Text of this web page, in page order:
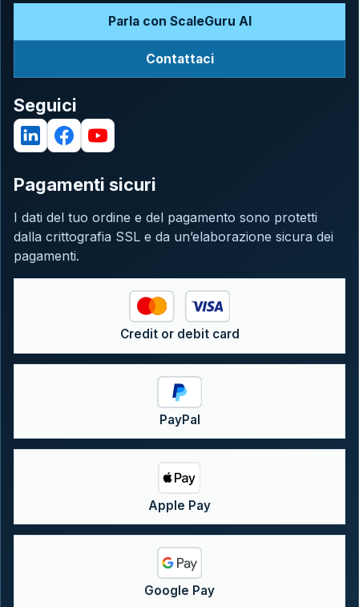
Parla con ScaleGuru AI
Contattaci
Seguici
Pagamenti sicuri
I dati del tuo ordine e del pagamento sono protetti
dalla crittografia SSL e da un’elaborazione sicura dei
pagamenti.
Credit or debit card
PayPal
Apple Pay
Google Pay